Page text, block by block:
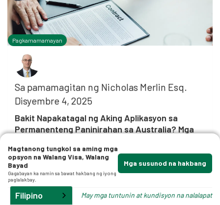
Pagkamamamayan
Sa pamamagitan ng Nicholas Merlin Esq.
Disyembre 4, 2025
Bakit Napakatagal ng Aking Aplikasyon sa
Permanenteng Paninirahan sa Australia? Mga
Oras ng Pagproseso ng Visa
Ang artikulong ito ay isinulat para sa mga
bihasang manggagawa, pamilya, at kasosyo
na nag-navigate sa sistema ng paglipat ng
Magtanong tungkol sa aming mga
opsyon na Walang Visa, Walang
Bayad
Gagabayan ka namin sa bawat hakbang ng iyong
paglalakbay.
Mga susunod na hakbang
May mga tuntunin at kundisyon na nalalapat
Filipino